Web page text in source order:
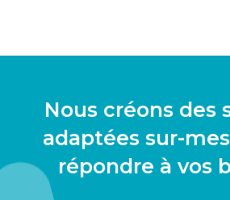
Nous créons des
adaptées sur-
répondre à vos